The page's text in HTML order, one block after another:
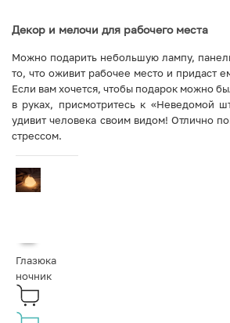
Декор и мелочи для рабочего места
Можно подарить небольшую лампу,
то, что оживит рабочее место и придаст
Если вам хочется, чтобы подарок можно
в руках, присмотритесь к «Неведомой
удивит человека своим видом! Отлично
стрессом.
Глазюка
ночник